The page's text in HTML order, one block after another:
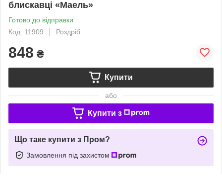
блискавці «Маель»
Готово до відправки
Код: 11909
Роздріб
848 ₴
Купити
або
Купити з
Що таке купити з Пром?
Замовлення під захистом